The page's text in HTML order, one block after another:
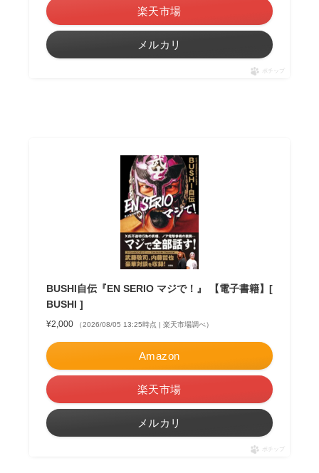
楽天市場
メルカリ
ポチップ
BUSHI自伝『EN SERIO マジで！』 【電子書籍】[
BUSHI ]
¥2,000 （2026/08/05 13:25時点 | 楽天市場調べ）
Amazon
楽天市場
メルカリ
ポチップ